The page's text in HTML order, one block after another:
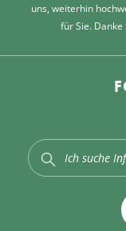
uns, weiterhin
für Sie.